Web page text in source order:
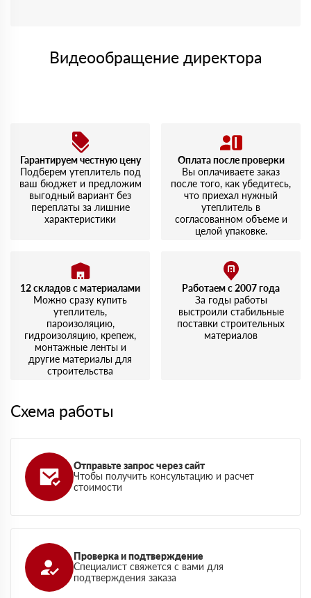
Видеообращение директора
Гарантируем честную цену
Подберем утеплитель под
ваш бюджет и предложим
выгодный вариант без
переплаты за лишние
характеристики
Оплата после проверки
Вы оплачиваете заказ
после того, как убедитесь,
что приехал нужный
утеплитель в
согласованном объеме и
целой упаковке.
12 складов с материалами
Можно сразу купить
утеплитель,
пароизоляцию,
гидроизоляцию, крепеж,
монтажные ленты и
другие материалы для
строительства
Работаем с 2007 года
За годы работы
выстроили стабильные
поставки строительных
материалов
Схема работы
Отправьте запрос через сайт
Чтобы получить консультацию и расчет
стоимости
Проверка и подтверждение
Специалист свяжется с вами для
подтверждения заказа